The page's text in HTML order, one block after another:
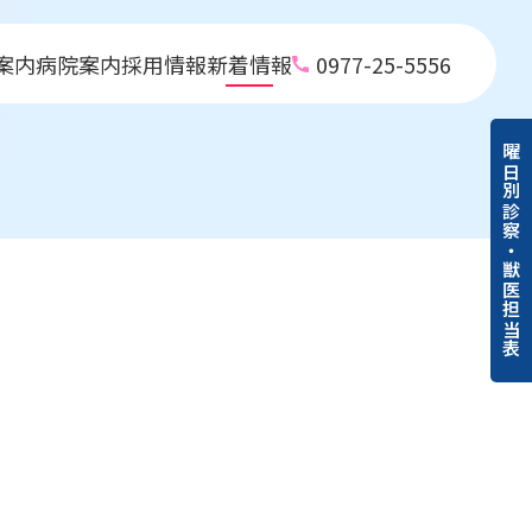
内病院案内採用情報新着情報 0977-25-5556
曜日別診察・獣医担当表